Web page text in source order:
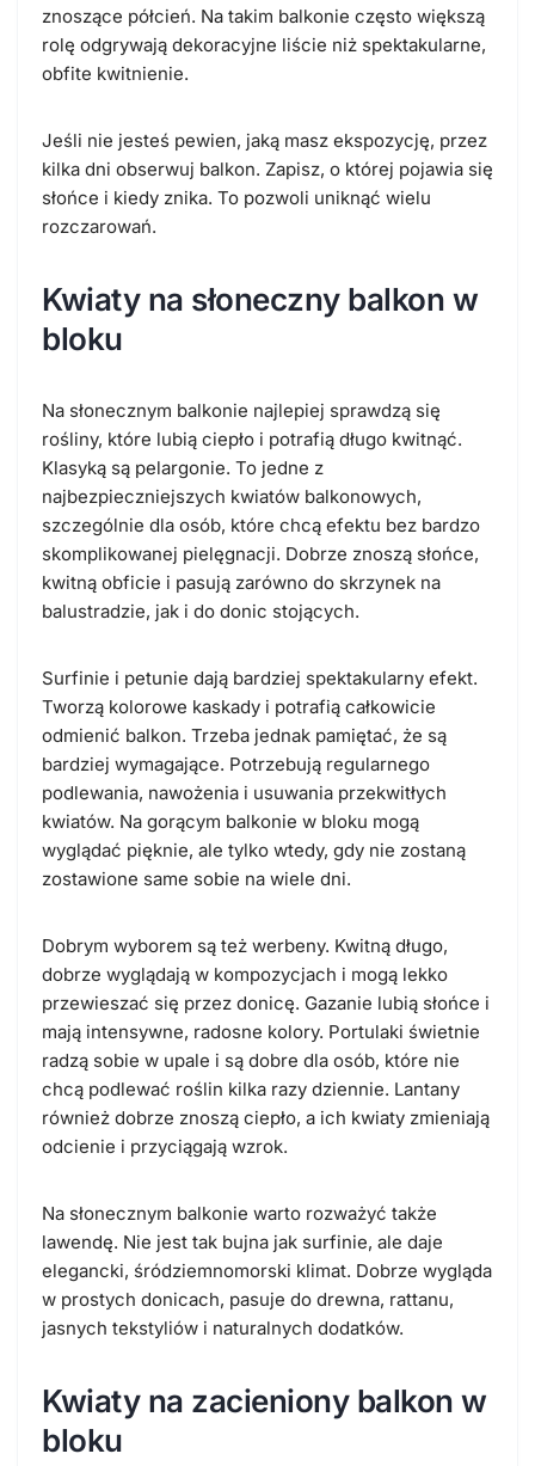
znoszące półcień. Na takim balkonie często większą
rolę odgrywają dekoracyjne liście niż spektakularne,
obfite kwitnienie.
Jeśli nie jesteś pewien, jaką masz ekspozycję, przez
kilka dni obserwuj balkon. Zapisz, o której pojawia się
słońce i kiedy znika. To pozwoli uniknąć wielu
rozczarowań.
Kwiaty na słoneczny balkon w
bloku
Na słonecznym balkonie najlepiej sprawdzą się
rośliny, które lubią ciepło i potrafią długo kwitnąć.
Klasyką są pelargonie. To jedne z
najbezpieczniejszych kwiatów balkonowych,
szczególnie dla osób, które chcą efektu bez bardzo
skomplikowanej pielęgnacji. Dobrze znoszą słońce,
kwitną obficie i pasują zarówno do skrzynek na
balustradzie, jak i do donic stojących.
Surfinie i petunie dają bardziej spektakularny efekt.
Tworzą kolorowe kaskady i potrafią całkowicie
odmienić balkon. Trzeba jednak pamiętać, że są
bardziej wymagające. Potrzebują regularnego
podlewania, nawożenia i usuwania przekwitłych
kwiatów. Na gorącym balkonie w bloku mogą
wyglądać pięknie, ale tylko wtedy, gdy nie zostaną
zostawione same sobie na wiele dni.
Dobrym wyborem są też werbeny. Kwitną długo,
dobrze wyglądają w kompozycjach i mogą lekko
przewieszać się przez donicę. Gazanie lubią słońce i
mają intensywne, radosne kolory. Portulaki świetnie
radzą sobie w upale i są dobre dla osób, które nie
chcą podlewać roślin kilka razy dziennie. Lantany
również dobrze znoszą ciepło, a ich kwiaty zmieniają
odcienie i przyciągają wzrok.
Na słonecznym balkonie warto rozważyć także
lawendę. Nie jest tak bujna jak surfinie, ale daje
elegancki, śródziemnomorski klimat. Dobrze wygląda
w prostych donicach, pasuje do drewna, rattanu,
jasnych tekstyliów i naturalnych dodatków.
Kwiaty na zacieniony balkon w
bloku